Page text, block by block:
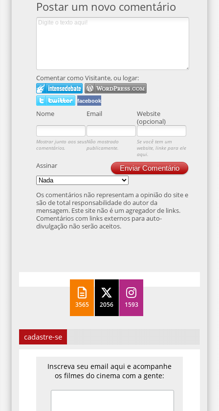
Postar um novo comentário
Comentar como Visitante, ou logar:
facebook
Nome Email
Website
(opcional)
Mostrar junto aos seus
comentários.
Não mostrado
publicamente.
Se você tem um
website, linke para ele
aqui.
Enviar Comentário
Assinar
Os comentários não representam a opinião do site e
são de total responsabilidade do autor da
mensagem. Este site não é um agregador de links.
Comentários com links externos para auto-
divulgação não serão aceitos.
3565 2056 1593
cadastre-se
Inscreva seu email aqui e acompanhe
os filmes do cinema com a gente: